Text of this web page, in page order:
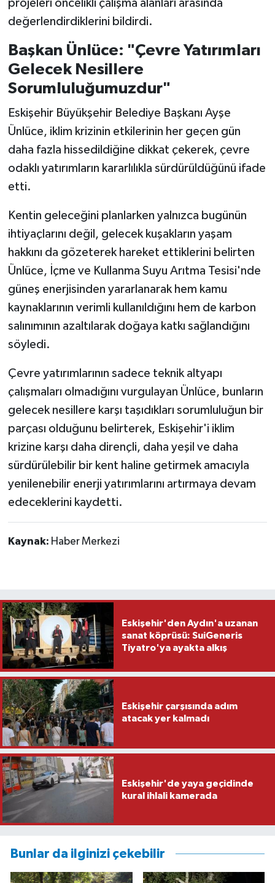
projeleri öncelikli çalışma alanları arasında
değerlendirdiklerini bildirdi.
Başkan Ünlüce: "Çevre Yatırımları
Gelecek Nesillere
Sorumluluğumuzdur"
Eskişehir Büyükşehir Belediye Başkanı Ayşe
Ünlüce, iklim krizinin etkilerinin her geçen gün
daha fazla hissedildiğine dikkat çekerek, çevre
odaklı yatırımların kararlılıkla sürdürüldüğünü ifade
etti.
Kentin geleceğini planlarken yalnızca bugünün
ihtiyaçlarını değil, gelecek kuşakların yaşam
hakkını da gözeterek hareket ettiklerini belirten
Ünlüce, İçme ve Kullanma Suyu Arıtma Tesisi'nde
güneş enerjisinden yararlanarak hem kamu
kaynaklarının verimli kullanıldığını hem de karbon
salınımının azaltılarak doğaya katkı sağlandığını
söyledi.
Çevre yatırımlarının sadece teknik altyapı
çalışmaları olmadığını vurgulayan Ünlüce, bunların
gelecek nesillere karşı taşıdıkları sorumluluğun bir
parçası olduğunu belirterek, Eskişehir'i iklim
krizine karşı daha dirençli, daha yeşil ve daha
sürdürülebilir bir kent haline getirmek amacıyla
yenilenebilir enerji yatırımlarını artırmaya devam
edeceklerini kaydetti.
Kaynak: Haber Merkezi
Eskişehir'den Aydın'a uzanan
sanat köprüsü: SuiGeneris
Tiyatro'ya ayakta alkış
Eskişehir çarşısında adım
atacak yer kalmadı
Eskişehir'de yaya geçidinde
kural ihlali kamerada
Bunlar da ilginizi çekebilir